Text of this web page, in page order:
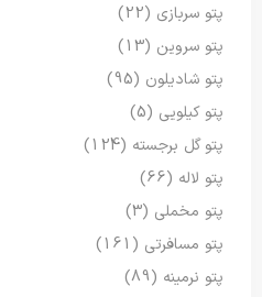
پتو سربازی (22)
پتو سروین (13)
پتو شادیلون (95)
پتو کیلویی (5)
پتو گل برجسته (124)
پتو لاله (66)
پتو مخملی (3)
پتو مسافرتی (161)
پتو نرمینه (89)